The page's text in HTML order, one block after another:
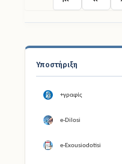
Υποστήριξη
+γραφίς
e-Dilosi
e-Exousiodotisi